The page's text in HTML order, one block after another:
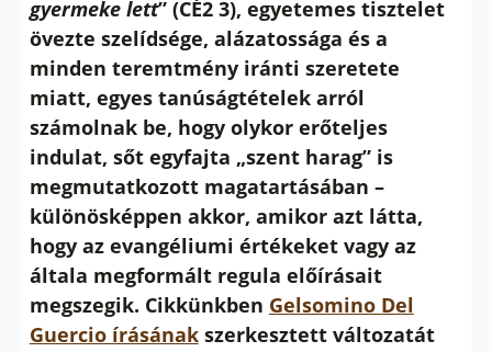
gyermeke lett” (CÉ2 3), egyetemes tisztelet
övezte szelídsége, alázatossága és a
minden teremtmény iránti szeretete
miatt, egyes tanúságtételek arról
számolnak be, hogy olykor erőteljes
indulat, sőt egyfajta „szent harag” is
megmutatkozott magatartásában –
különösképpen akkor, amikor azt látta,
hogy az evangéliumi értékeket vagy az
általa megformált regula előírásait
megszegik. Cikkünkben Gelsomino Del
Guercio írásánakszerkesztett változatát